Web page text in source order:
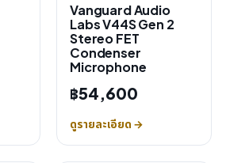
Vanguard Audio
Labs V44S Gen 2
Stereo FET
Condenser
Microphone
฿54,600
ดูรายละเอียด →